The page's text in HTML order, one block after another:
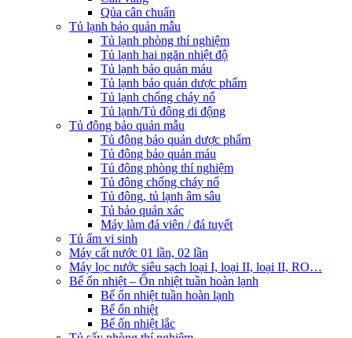
Qủa cân chuẩn
Tủ lạnh bảo quản mẫu
Tủ lạnh phòng thí nghiệm
Tủ lạnh hai ngăn nhiệt độ
Tủ lạnh bảo quản máu
Tủ lạnh bảo quản dược phẩm
Tủ lạnh chống cháy nổ
Tủ lạnh/Tủ đông di động
Tủ đông bảo quản mẫu
Tủ đông bảo quản dược phẩm
Tủ đông bảo quản máu
Tủ đông phòng thí nghiệm
Tủ đông chống cháy nổ
Tủ đông, tủ lạnh âm sâu
Tủ bảo quản xác
Máy làm đá viên / đá tuyết
Tủ ấm vi sinh
Máy cất nước 01 lần, 02 lần
Máy lọc nước siêu sạch loại I, loại II, loại II, RO…
Bể ổn nhiệt – Ổn nhiệt tuần hoàn lạnh
Bể ổn nhiệt tuần hoàn lạnh
Bể ổn nhiệt
Bể ổn nhiệt lắc